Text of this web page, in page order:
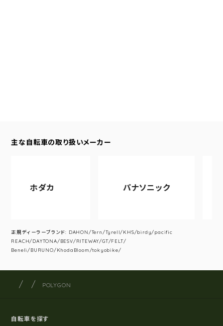
主な自転車の取り扱いメーカー
ホダカ パナソニック
正規ディーラーブランド: DAHON/Tern/Tyrell/KHS/birdy/pacific
REACH/DAYTONA/BESV/RITEWAY/GT/FELT/
Beneli/BURUNO/KhodaBloom/tokyobike/
サイト内の現在地
サイクルショップナカゴヤ
POLYGON
自転車を探す